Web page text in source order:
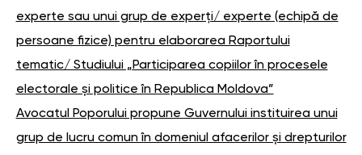
experte sau unui grup de experți/ experte (echipă de
persoane fizice) pentru elaborarea Raportului
tematic/ Studiului „Participarea copiilor în procesele
electorale și politice în Republica Moldova”
Avocatul Poporului propune Guvernului instituirea unui
grup de lucru comun în domeniul afacerilor și drepturilor